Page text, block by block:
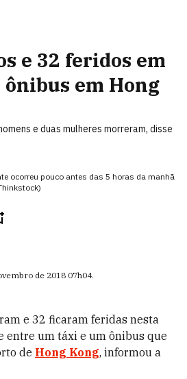
e 32 feridos em
em Hong
e duas mulheres morreram, disse
ocorreu pouco antes das 5 horas da manhã
de 2018 07h04.
e 32 ficaram feridas nesta
entre um táxi e um ônibus que
de Hong Kong, informou a